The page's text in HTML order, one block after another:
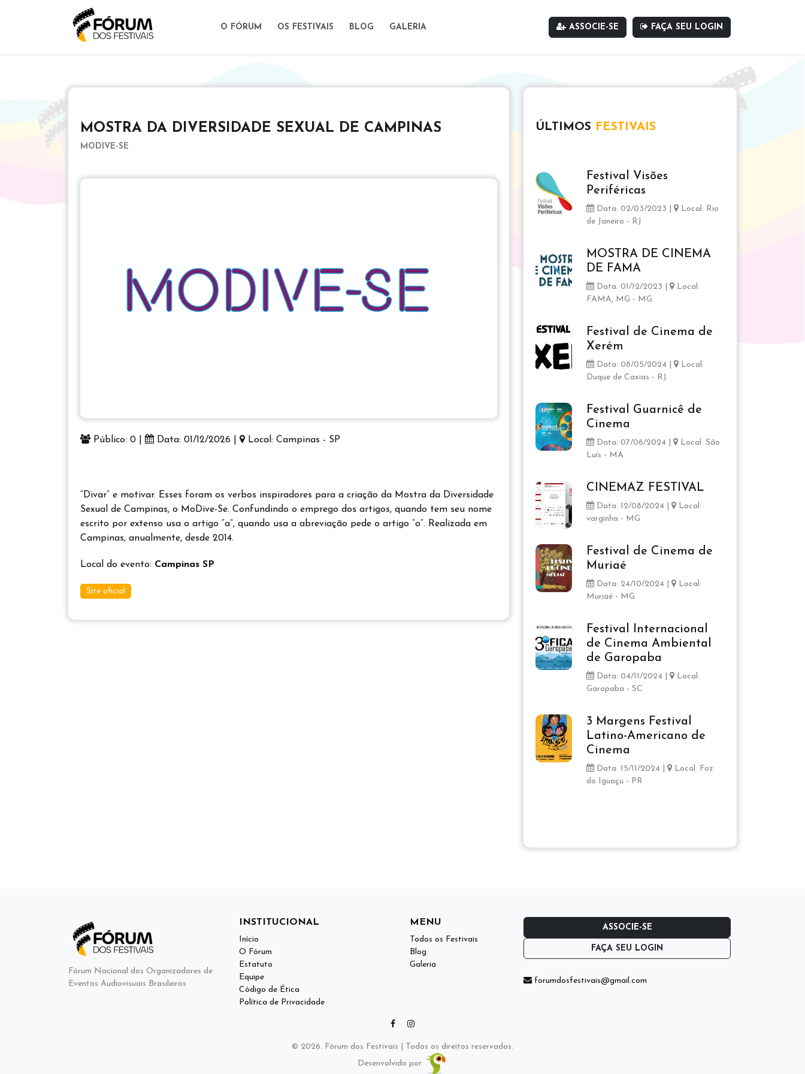
O FÓRUM OS FESTIVAIS BLOG GALERIA ASSOCIE-SE FAÇA SEU LOGIN
MOSTRA DA DIVERSIDADE SEXUAL DE CAMPINAS
MODIVE-SE
Público: 0 | Data: 01/12/2026 | Local: Campinas - SP
“Divar” e motivar. Esses foram os verbos inspiradores para a criação da Mostra da Diversidade
Sexual de Campinas, o MoDive-Se. Confundindo o emprego dos artigos, quando tem seu nome
escrito por extenso usa o artigo “a”, quando usa a abreviação pede o artigo “o”. Realizada em
Campinas, anualmente, desde 2014.
Local do evento: Campinas SP
Site oficial
ÚLTIMOS FESTIVAIS
Festival Visões
Periféricas
Data: 02/03/2023 |
Local: Rio
de Janeiro - RJ
MOSTRA DE CINEMA
DE FAMA
Data: 01/12/2023 |
Local:
FAMA, MG - MG
Festival de Cinema de
Xerém
Data: 08/05/2024 |
Local:
Duque de Caxias - RJ
Festival Guarnicê de
Cinema
Data: 07/06/2024 |
Local: São
Luís - MA
CINEMAZ FESTIVAL
Data: 12/08/2024 |
Local:
varginha - MG
Festival de Cinema de
Muriaé
Data: 24/10/2024 |
Local:
Muriaé - MG
Festival Internacional
de Cinema Ambiental
de Garopaba
Data: 04/11/2024 |
Local:
Garopaba - SC
3 Margens Festival
Latino-Americano de
Cinema
Data: 15/11/2024 |
Local: Foz
do Iguaçu - PR
Fórum Nacional dos Organizadores de
Eventos Audiovisuais Brasileiros
INSTITUCIONAL
Início
O Fórum
Estatuto
Equipe
Código de Ética
Política de Privacidade
MENU
Todos os Festivais
Blog
Galeria
ASSOCIE-SE
FAÇA SEU LOGIN
forumdosfestivais@gmail.com
© 2026. Fórum dos Festivais | Todos os direitos reservados.
Desenvolvido por